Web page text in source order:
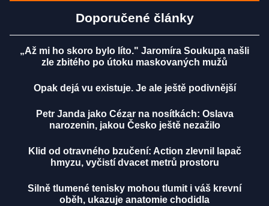
Doporučené články
„Až mi ho skoro bylo líto." Jaromíra Soukupa našli
zle zbitého po útoku maskovaných mužů
Opak dejá vu existuje. Je ale ještě podivnější
Petr Janda jako Cézar na nosítkách: Oslava
narozenin, jakou Česko ještě nezažilo
Klid od otravného bzučení: Action zlevnil lapač
hmyzu, vyčistí dvacet metrů prostoru
Silně tlumené tenisky mohou tlumit i váš krevní
oběh, ukazuje anatomie chodidla